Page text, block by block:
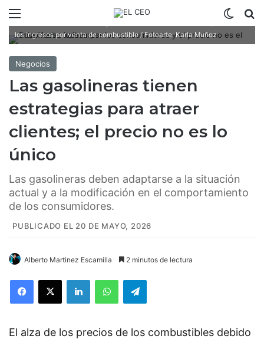
los ingresos por venta de combustible / Fotoarte: Karla Muñoz
Negocios
Las gasolineras tienen
estrategias para atraer
clientes; el precio no es lo
único
Las gasolineras deben adaptarse a la situación
actual y a la modificación en el comportamiento
de los consumidores.
PUBLICADO EL 20 DE MAYO, 2026
Alberto Martinez Escamilla 2 minutos de lectura
El alza de los precios de los combustibles debido